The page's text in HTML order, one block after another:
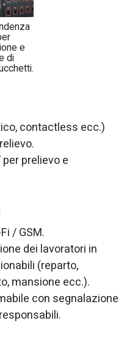
e
di
contactless ecc.)
prelievo e
/ GSM.
dei lavoratori in
(reparto,
mansione ecc.).
con segnalazione